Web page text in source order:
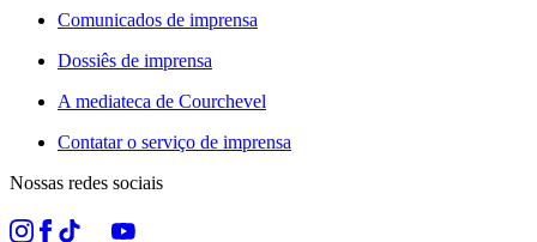
Comunicados de imprensa
Dossiês de imprensa
A mediateca de Courchevel
Contatar o serviço de imprensa
Nossas redes sociais